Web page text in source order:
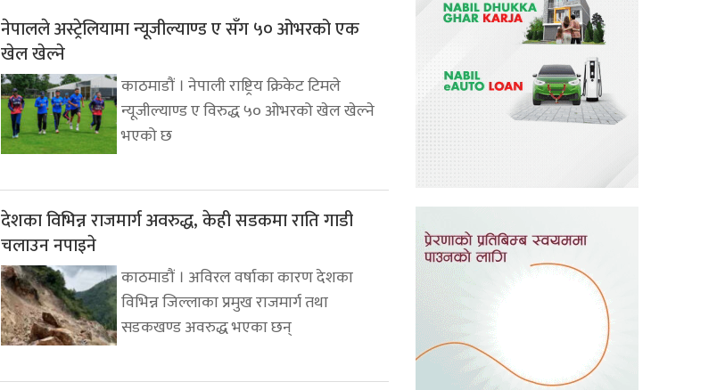
नेपालले अस्ट्रेलियामा न्यूजील्याण्ड ए सँग ५० ओभरको एक
खेल खेल्ने
काठमाडौं । नेपाली राष्ट्रिय क्रिकेट टिमले
न्यूजील्याण्ड ए विरुद्ध ५० ओभरको खेल खेल्ने
भएको छ
देशका विभिन्न राजमार्ग अवरुद्ध, केही सडकमा राति गाडी
चलाउन नपाइने
काठमाडौं । अविरल वर्षाका कारण देशका
विभिन्न जिल्लाका प्रमुख राजमार्ग तथा
सडकखण्ड अवरुद्ध भएका छन्